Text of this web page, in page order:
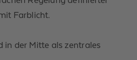
Farblicht.
in der Mitte als zentrales